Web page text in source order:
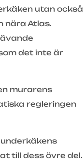
utan också
nära Atlas.
det inte är
murarens
regleringen
till dess övre del.